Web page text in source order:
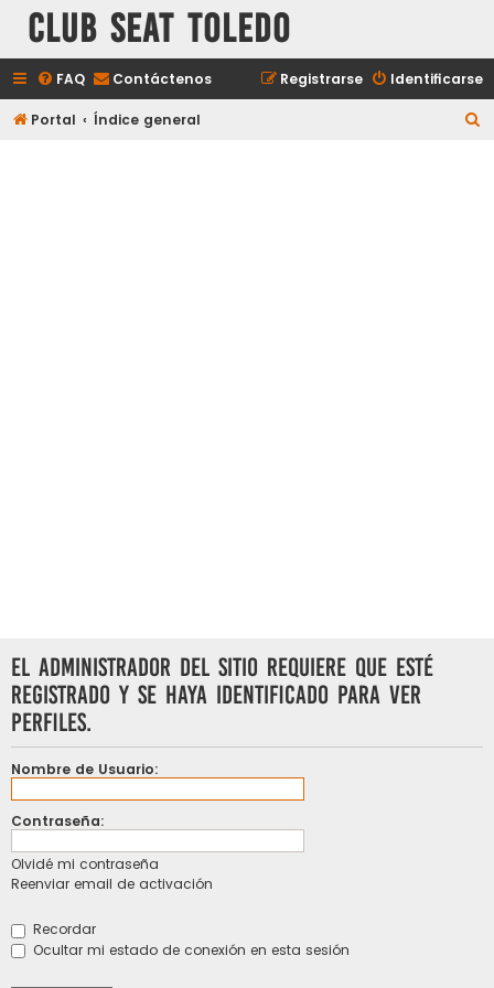
Club Seat Toledo
FAQ Contáctenos Identificarse
Registrarse
Portal Índice general
El administrador del sitio requiere que esté
registrado y se haya identificado para ver
perfiles.
Nombre de Usuario:
Contraseña:
Olvidé mi contraseña
Reenviar email de activación
Recordar
Ocultar mi estado de conexión en esta sesión